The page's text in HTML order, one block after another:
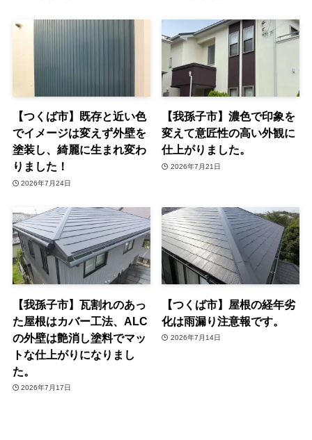
【つくば市】既存と近い色
でイメージは変えず外壁を
塗装し、綺麗に生まれ変わ
りました！
2026年7月24日
【我孫子市】濃色で印象を
変えて意匠性の高い外観に
仕上がりました。
2026年7月21日
【我孫子市】瓦割れのあっ
た屋根はカバー工法、ALC
の外壁は艶消し塗料でマッ
トな仕上がりになりまし
た。
2026年7月17日
【つくば市】屋根の経年劣
化は雨漏り注意報です。
2026年7月14日